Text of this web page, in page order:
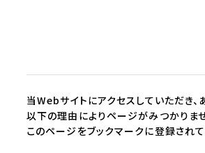
当Webサイトにアクセスしていただき、
以下の理由によりページがみつかりま
このページをブックマークに登録され